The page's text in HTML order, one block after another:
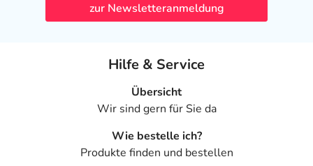
zur Newsletteranmeldung
Hilfe & Service
Übersicht
Wir sind gern für Sie da
Wie bestelle ich?
Produkte finden und bestellen